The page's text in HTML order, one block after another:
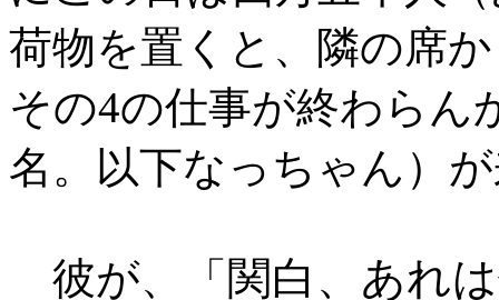
荷物を置くと、隣の席
その4の仕事が終わらん
名。以下なっちゃん）
彼が、「 関白、あれ